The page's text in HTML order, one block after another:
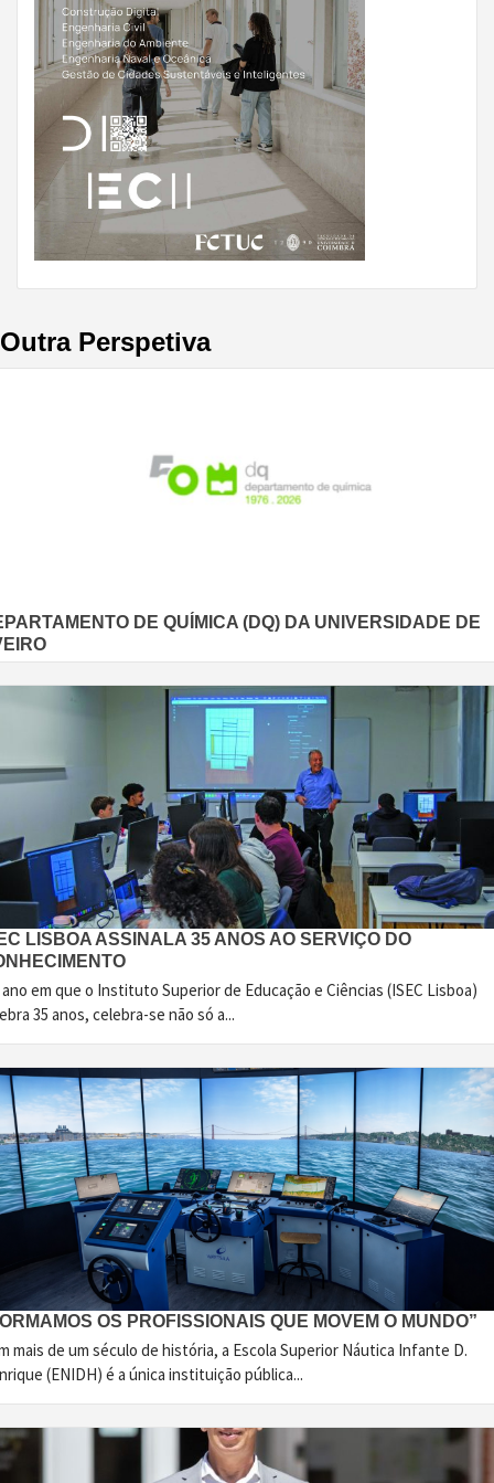
Outra Perspetiva
DE QUÍMICA (DQ) DA UNIVERSIDADE DE
LISBOA ASSINALA 35 ANOS AO SERVIÇO DO
em que o Instituto Superior de Educação e Ciências (ISEC Lisboa)
35 anos, celebra-se não só a...
OS PROFISSIONAIS QUE MOVEM O MUNDO”
mais de um século de história, a Escola Superior Náutica Infante D.
(ENIDH) é a única instituição pública...